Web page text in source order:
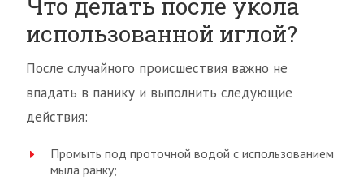
Что делать после укола
использованной иглой?
После случайного происшествия важно не
впадать в панику и выполнить следующие
действия:
Промыть под проточной водой с использованием
мыла ранку;